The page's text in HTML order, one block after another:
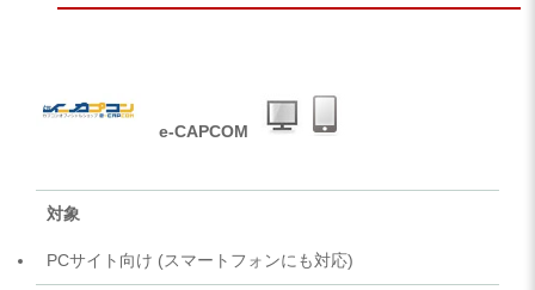
e-CAPCOM
対象
PCサイト向け (スマートフォンにも対応)